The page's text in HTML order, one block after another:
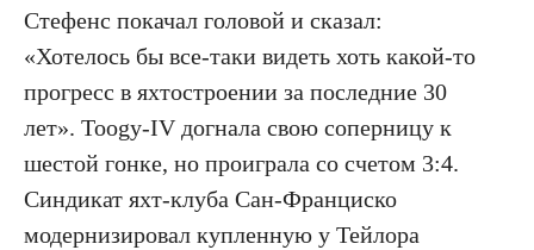
Стефенс покачал головой и сказал:
«Хотелось бы все-таки видеть хоть какой-то
прогресс в яхтостроении за последние 30
лет». Toogу-IV догнала свою соперницу к
шестой гонке, но проиграла со счетом 3:4.
Синдикат яхт-клуба Сан-Франциско
модернизировал купленную у Тейлора